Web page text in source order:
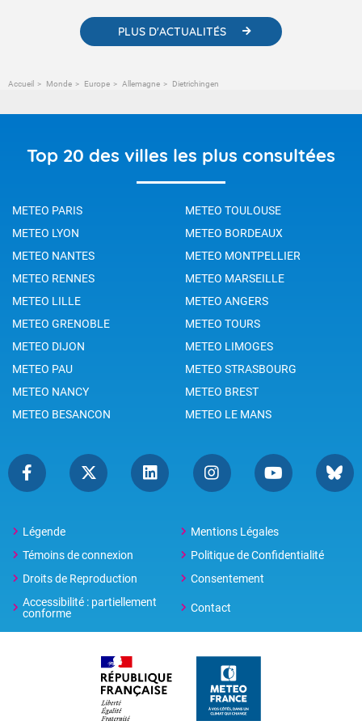
PLUS D'ACTUALITÉS
Accueil Monde Europe Allemagne Dietrichingen
Top 20 des villes les plus consultées
METEO PARIS
METEO TOULOUSE
METEO LYON
METEO BORDEAUX
METEO NANTES
METEO MONTPELLIER
METEO RENNES
METEO MARSEILLE
METEO LILLE
METEO ANGERS
METEO GRENOBLE
METEO TOURS
METEO DIJON
METEO LIMOGES
METEO PAU
METEO STRASBOURG
METEO NANCY
METEO BREST
METEO BESANCON
METEO LE MANS
Légende
Mentions Légales
Témoins de connexion
Politique de Confidentialité
Droits de Reproduction
Consentement
Accessibilité : partiellement
conforme
Contact